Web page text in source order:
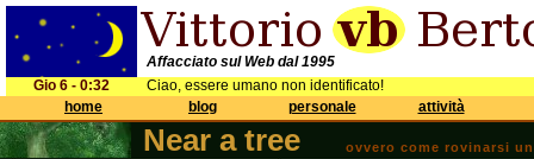
Affacciato sul Web dal 1995
Gio 6 - 0:32
Ciao, essere umano non identificato!
home
blog personale attività
Near a tree ovvero come rovinarsi